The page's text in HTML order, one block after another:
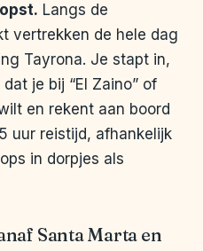
Langs de
vertrekken de hele dag
Tayrona. Je stapt in,
je bij “El Zaino” of
en rekent aan boord
uur reistijd, afhankelijk
in dorpjes als
Santa Marta en